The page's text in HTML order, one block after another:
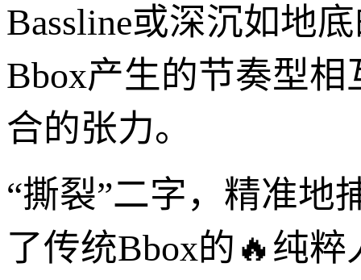
Bassline或深沉如地
Bbox产生的节奏型
合的张力。
“撕裂”二字，精准地
了传统Bbox的🔥纯